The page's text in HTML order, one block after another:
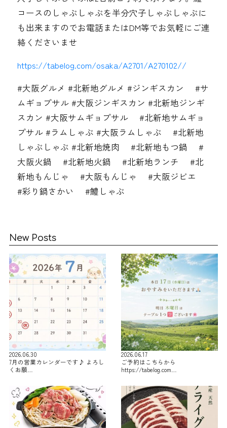
コースのしゃぶしゃぶを半分穴子しゃぶしゃぶに
も出来ますのでお電話またはDM等でお気軽にご連
絡くださいませ
https://tabelog.com/osaka/A2701/A270102//
#大阪グルメ #北新地グルメ #ジンギスカン #サ
ムギョプサル #大阪ジンギスカン #北新地ジンギ
スカン #大阪サムギョプサル #北新地サムギョ
プサル #ラムしゃぶ #大阪ラムしゃぶ #北新地
しゃぶしゃぶ #北新地焼肉 #北新地もつ鍋 #
大阪火鍋 #北新地火鍋 #北新地ランチ #北
新地もんじゃ #大阪もんじゃ #大阪ジビエ
#彩り鍋さかい #鱧しゃぶ
New Posts
2026.06.30
7月の営業カレンダーです♪ よろし
くお願…
2026.06.17
ご予約はこちらから
https://tabelog.com…